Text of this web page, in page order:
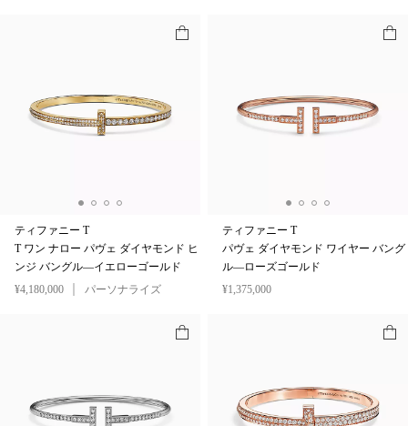
ティファニー T
T ワン ナロー パヴェ ダイヤモンド ヒ
ンジ バングル—イエローゴールド
¥4,180,000
パーソナライズ
ティファニー T
パヴェ ダイヤモンド ワイヤー バング
ル—ローズゴールド
¥1,375,000